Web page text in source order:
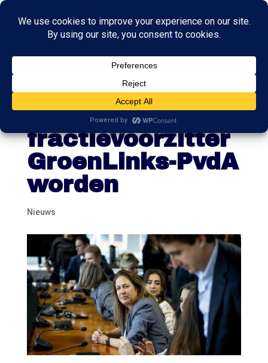
Moorman wil nu
geen
fractievoorzitter
GroenLinks-PvdA
worden
Nieuws